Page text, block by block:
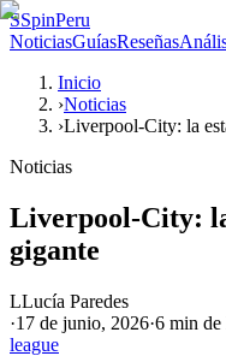
SSpinPeru
NoticiasGuíasReseñas
Inicio
›Noticias
›Liverpool-City: la
Noticias
Liverpool-City:
gigante
LLucía Paredes
·17 de junio, 2026·6 min de
league